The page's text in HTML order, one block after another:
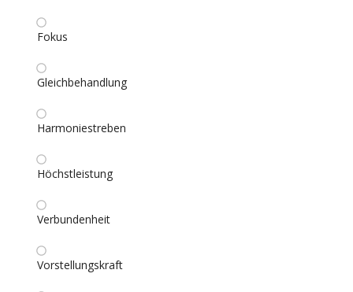
Fokus
Gleichbehandlung
Harmoniestreben
Höchstleistung
Verbundenheit
Vorstellungskraft